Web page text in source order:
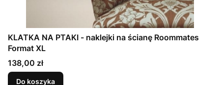
KLATKA NA PTAKI - naklejki na ścianę Roommates
Format XL
Cena
138,00 zł
Do koszyka